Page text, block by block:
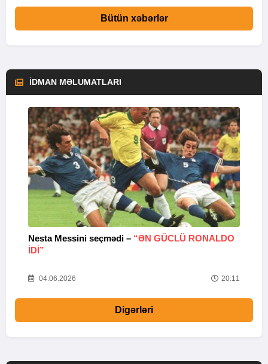
Bütün xəbərlər
İDMAN MƏLUMATLARI
Nesta Messini seçmədi – “ƏN GÜCLÜ RONALDO
IDI”
04.06.2026 20:11
Digərləri